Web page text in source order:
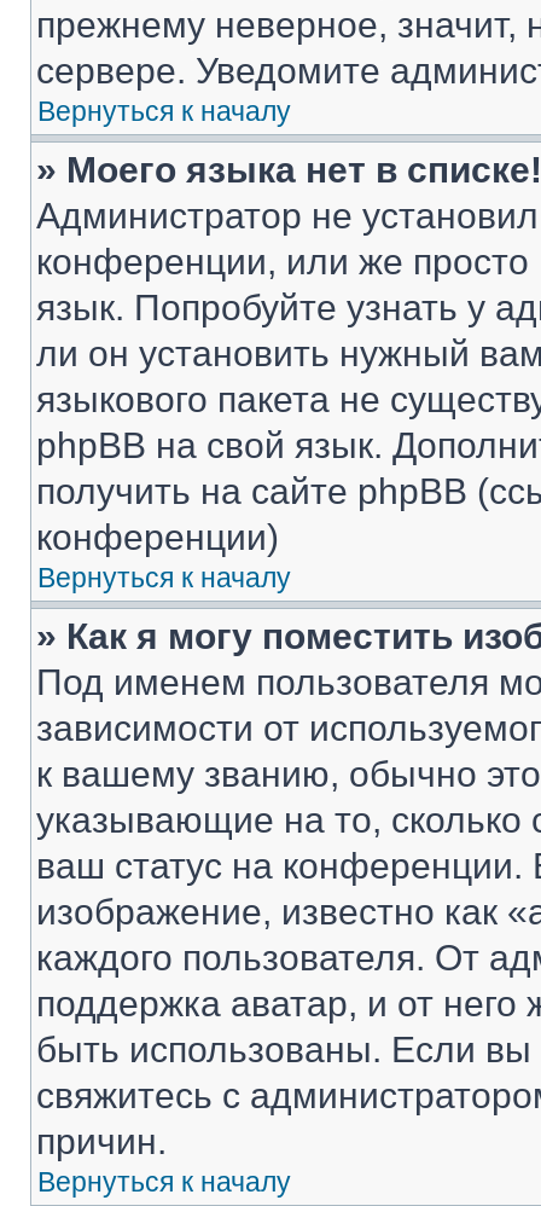
прежнему неверное, значит,
сервере. Уведомите
Вернуться к началу
» Моего языка нет в списке!
Администратор не
конференции, или же
язык. Попробуйте узнать у
ли он установить нужный
языкового пакета не
phpBB на свой язык.
получить на сайте phpBB
конференции)
Вернуться к началу
» Как я могу поместить
Под именем пользователя
зависимости от
к вашему званию, обычно это
указывающие на то,
ваш статус на
изображение, известно как
каждого пользователя. От
поддержка аватар, и от него
быть использованы. Если
свяжитесь с
причин.
Вернуться к началу